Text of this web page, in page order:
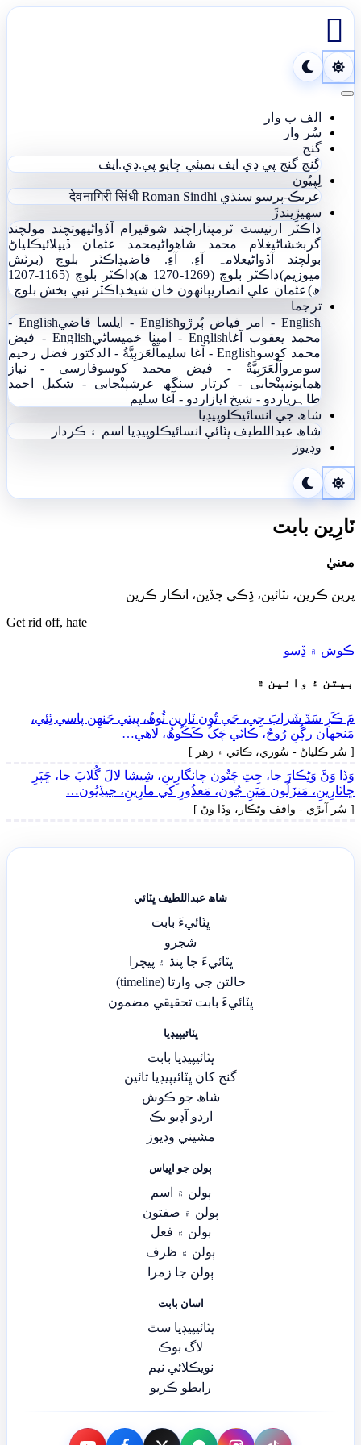

Toggle navigation
الف ب وار
سُر وار
گنج
گنج گنج پي ڊي ايف بمبئي ڇاپو پي.ڊي.ايف
لِپِيُون
عربڪ-پرسو سنڌي
देवनागिरी सिंधी Roman Sindhi
سھيڙِيندڙَ
ڊاڪٽر ارنيسٽ ٽرمپتاراچند شوقيرام آڏواڻيھوتچند مولچند
گربخشاڻيغلام محمد شاھواڻيمحمد عثمان ڏيپلائيڪلياڻ
بولچند آڏواڻيعلامہ آءِ. آءِ. قاضيڊاڪٽر بلوچ (برٽش
ميوزيم)ڊاڪٽر بلوچ (1269-1270 ھ)
ڊاڪٽر بلوچ (1165-1207
ھ)عثمان علي انصاريٻانهون خان شيخڊاڪٽر نبي بخش بلوچ
ترجما
English - امر فياض ٻُرڙو
English - ايلسا قاضي
English -
محمد يعقوب آغاEnglish - امينا خميساڻي
English - فيض
محمد کوسوEnglish - آغا سليم
اَلْعَرَبِيَّةُ - الدکتور فضل رحیم
سومرو اَلْعَرَبِيَّةُ - فيض محمد کوسوفارسی - نياز
ھمايونيپنْجابی - کرتار سنگھ عرشپنْجابی - شکیل احمد
طاہریاردو - شيخ اياز اردو - آغا سليم
شاھ جي انسائيڪلوپيڊيا
شاھ عبداللطيف ڀٽائي انسائيڪلوپيڊيا اسم ۽ ڪردار
وڊيوز
ٽارِين بابت
معنيٰ
پرين ڪرين، نٽائين، ڌِڪي ڇڏين، انڪار ڪرين
Get rid off, hate
ڪوش ۾ ڏِسو
بيتن ۽ وائين ۾
مَ ڪَرِ سَڌَ شَرابَ جِي، جَي تُون ٽارِين ٽُوھُ، پِيتي جَنھِن پاسي ٿِئي،
مَنجهان رڳُنِ رُوحُ، ڪاٽي چَکُ ڪَڪُوھُ، لاھي…
[ سُر ڪلياڻ - سُوري، ڪاتي ۽ زھر ]
وَڏا وَڻَ وَڻِڪارَ جا، جِتِ چَتُون چانگارِينِ، شِيشا لالَ گُلابَ جا، ڇَپَرِ
ڇاٽارِينِ، مَنزَلُون مَيَنِ جُون، مَعذُورِ کي مارِينِ، جيڏِيُون…
[ سُر آبڙي - واقف وڻڪار، وڏا وڻ ]
شاھ عبداللطيف ڀٽائي
ڀٽائيءَ بابت
شجرو
ڀٽائيءَ جا پنڌ ۽ پيچرا
حالتن جي وارتا (timeline)
ڀٽائيءَ بابت تحقيقي مضمون
ڀٽائيپيڊيا
ڀٽائيپيڊيا بابت
گنج کان ڀٽائيپيڊيا تائين
شاھ جو ڪوش
اردو آڊيو بڪ
مشيني وڊيوز
ٻولن جو اڀياس
ٻولن ۾ اسم
ٻولن ۾ صفتون
ٻولن ۾ فعل
ٻولن ۾ ظرف
ٻولن جا زمرا
اسان بابت
ڀٽائيپيڊيا سٿ
لاگ بوڪ
نويڪلائي نيم
رابطو ڪريو